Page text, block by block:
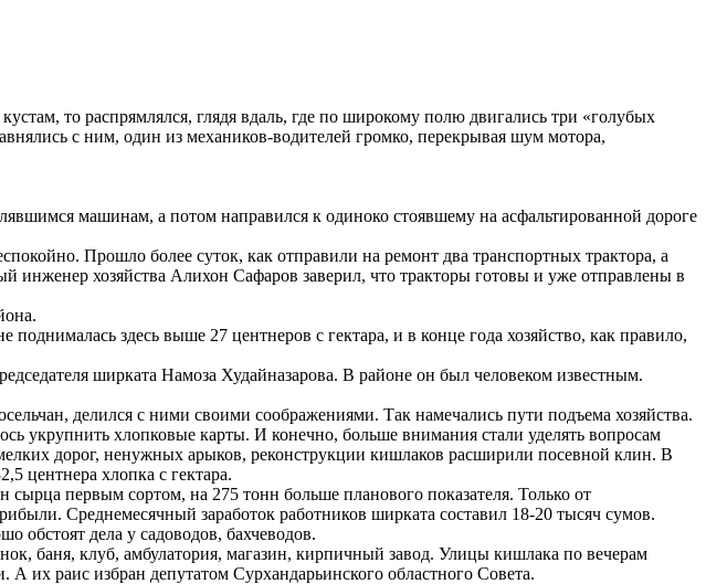
то распрямлялся, глядя вдаль, где по широкому полю двигались три «голубых
с ним, один из механиков-водителей громко, перекрывая шум мотора,
машинам, а потом направился к одиноко стоявшему на асфальтированной дороге
Прошло более суток, как отправили на ремонт два транспортных трактора, а
инженер хозяйства Алихон Сафаров заверил, что тракторы готовы и уже отправлены в
здесь выше 27 центнеров с гектара, и в конце года хозяйство, как правило,
ширката Намоза Худайназарова. В районе он был человеком известным.
делился с ними своими соображениями. Так намечались пути подъема хозяйства.
укрупнить хлопковые карты. И конечно, больше внимания стали уделять вопросам
дорог, ненужных арыков, реконструкции кишлаков расширили посевной клин. В
центнера хлопка с гектара.
первым сортом, на 275 тонн больше планового показателя. Только от
Среднемесячный заработок работников ширката составил 18-20 тысяч сумов.
обстоят дела у садоводов, бахчеводов.
баня, клуб, амбулатория, магазин, кирпичный завод. Улицы кишлака по вечерам
раис избран депутатом Сурхандарьинского областного Совета.